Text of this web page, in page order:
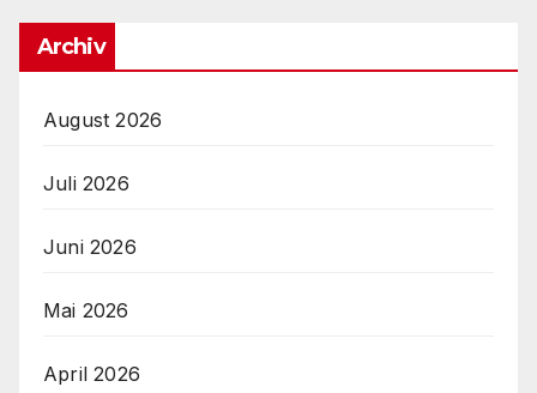
Archiv
August 2026
Juli 2026
Juni 2026
Mai 2026
April 2026